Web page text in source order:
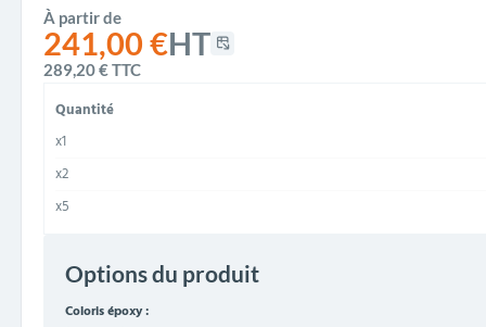
À partir de
241,00 €HT
289,20 €TTC
Quantité
x1
x2
x5
Options du produit
Coloris époxy :